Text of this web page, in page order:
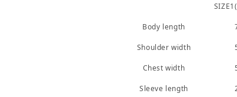
Body length
Shoulder width
Chest width
Sleeve length